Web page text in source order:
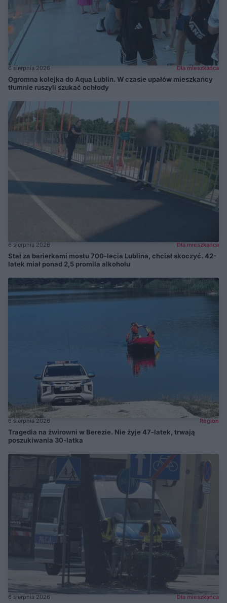
6 sierpnia 2026 Dla mieszkańca
Ogromna kolejka do Aqua Lublin. W czasie upałów mieszkańcy
tłumnie ruszyli szukać ochłody
6 sierpnia 2026 Dla mieszkańca
Stał za barierkami mostu 700-lecia Lublina, chciał skoczyć. 42-
latek miał ponad 2,5 promila alkoholu
6 sierpnia 2026 Region
Tragedia na żwirowni w Berezie. Nie żyje 47-latek, trwają
poszukiwania 30-latka
6 sierpnia 2026 Dla mieszkańca